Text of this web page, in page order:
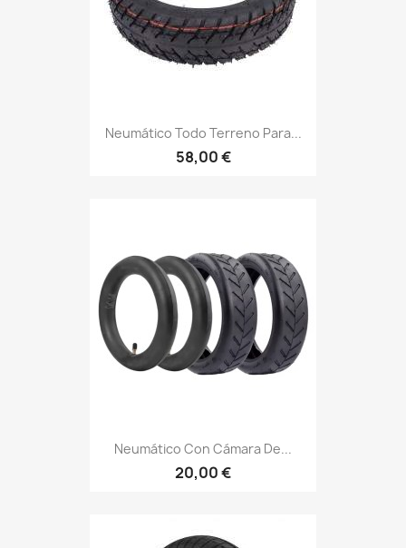
Neumático Todo Terreno Para...
58,00 €
Neumático Con Cámara De...
20,00 €